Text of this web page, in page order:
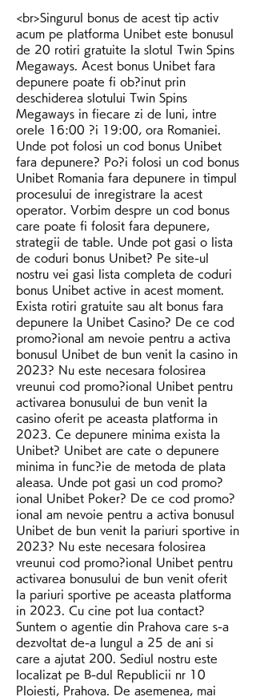
<br>Singurul bonus de acest tip activ
acum pe platforma Unibet este bonusul
de 20 rotiri gratuite la slotul Twin Spins
Megaways. Acest bonus Unibet fara
depunere poate fi ob?inut prin
deschiderea slotului Twin Spins
Megaways in fiecare zi de luni, intre
orele 16:00 ?i 19:00, ora Romaniei.
Unde pot folosi un cod bonus Unibet
fara depunere? Po?i folosi un cod bonus
Unibet Romania fara depunere in timpul
procesului de inregistrare la acest
operator. Vorbim despre un cod bonus
care poate fi folosit fara depunere,
strategii de table. Unde pot gasi o lista
de coduri bonus Unibet? Pe site-ul
nostru vei gasi lista completa de coduri
bonus Unibet active in acest moment.
Exista rotiri gratuite sau alt bonus fara
depunere la Unibet Casino? De ce cod
promo?ional am nevoie pentru a activa
bonusul Unibet de bun venit la casino in
2023? Nu este necesara folosirea
vreunui cod promo?ional Unibet pentru
activarea bonusului de bun venit la
casino oferit pe aceasta platforma in
2023. Ce depunere minima exista la
Unibet? Unibet are cate o depunere
minima in func?ie de metoda de plata
aleasa. Unde pot gasi un cod promo?
ional Unibet Poker? De ce cod promo?
ional am nevoie pentru a activa bonusul
Unibet de bun venit la pariuri sportive in
2023? Nu este necesara folosirea
vreunui cod promo?ional Unibet pentru
activarea bonusului de bun venit oferit
la pariuri sportive pe aceasta platforma
in 2023. Cu cine pot lua contact?
Suntem o agentie din Prahova care s-a
dezvoltat de-a lungul a 25 de ani si
care a ajutat 200. Sediul nostru este
localizat pe B-dul Republicii nr 10
Ploiesti, Prahova. De asemenea, mai